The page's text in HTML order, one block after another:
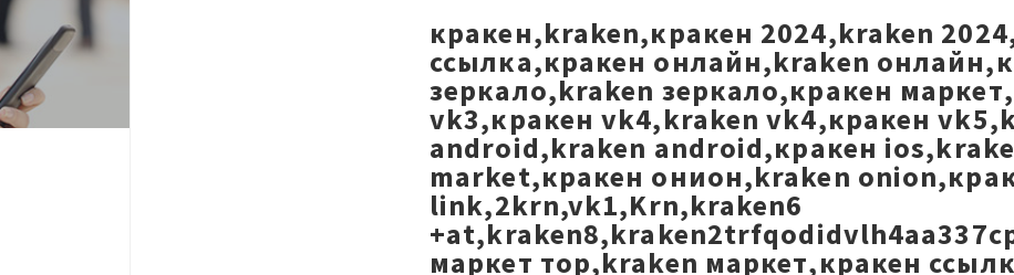
кракен,kraken,кракен 2024,kraken
ссылка,кракен онлайн,kraken
зеркало,kraken зеркало,кракен
vk3,кракен vk4,kraken vk4,кракен
android,kraken android,кракен
market,кракен онион,kraken
link,2krn,vk1,Krn,kraken6
маркет тор,kraken маркет,кракен